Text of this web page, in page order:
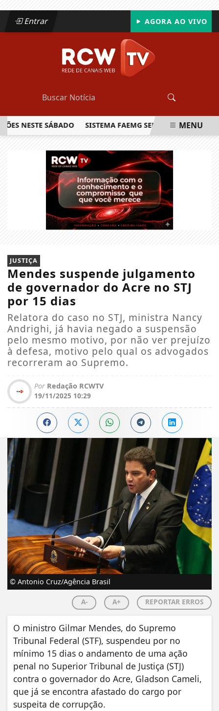
Entrar AGORA AO VIVO
SÁBADO SISTEMA FAEMG SENAR LANÇA OMENU
JUSTIÇA
Mendes suspende julgamento
de governador do Acre no STJ
por 15 dias
Relatora do caso no STJ, ministra Nancy
Andrighi, já havia negado a suspensão
pelo mesmo motivo, por não ver prejuízo
à defesa, motivo pelo qual os advogados
recorreram ao Supremo.
Por Redação RCWTV
19/11/2025 10:29
© Antonio Cruz/Agência Brasil
A- A+ REPORTAR ERROS
O ministro Gilmar Mendes, do Supremo
Tribunal Federal (STF), suspendeu por no
mínimo 15 dias o andamento de uma ação
penal no Superior Tribunal de Justiça (STJ)
contra o governador do Acre, Gladson Cameli,
que já se encontra afastado do cargo por
suspeita de corrupção.